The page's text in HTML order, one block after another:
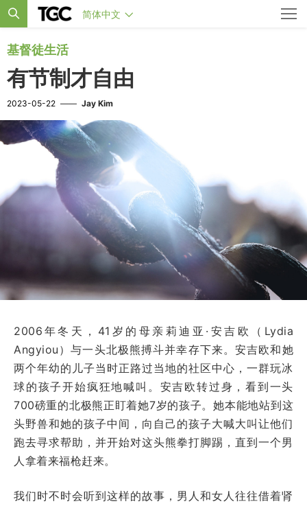
简体中文
基督徒生活
有节制才自由
2023-05-22 —— Jay Kim
2006年冬天，41岁的母亲莉迪亚·安吉欧（Lydia
Angyiou）与一头北极熊搏斗并幸存下来。安吉欧和她
两个年幼的儿子当时正路过当地的社区中心，一群玩冰
球的孩子开始疯狂地喊叫。安吉欧转过身，看到一头
700磅重的北极熊正盯着她7岁的孩子。她本能地站到这
头野兽和她的孩子中间，向自己的孩子大喊大叫让他们
跑去寻求帮助，并开始对这头熊拳打脚踢，直到一个男
人拿着来福枪赶来。
我们时不时会听到这样的故事，男人和女人往往借着肾